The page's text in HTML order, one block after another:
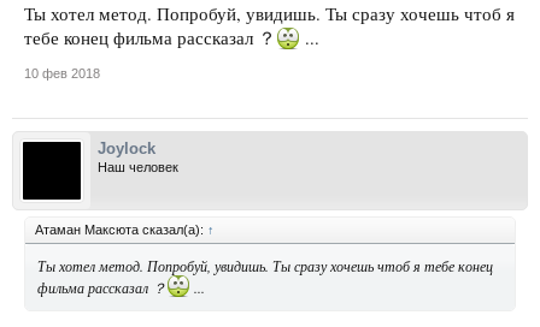
Ты хотел метод. Попробуй, увидишь. Ты сразу хочешь чтоб я
тебе конец фильма рассказал ？
...
10 фев 2018
Joylock
Наш человек
Атаман Максюта сказал(а): ↑
Ты хотел метод. Попробуй, увидишь. Ты сразу хочешь чтоб я тебе конец
фильма рассказал ？
...